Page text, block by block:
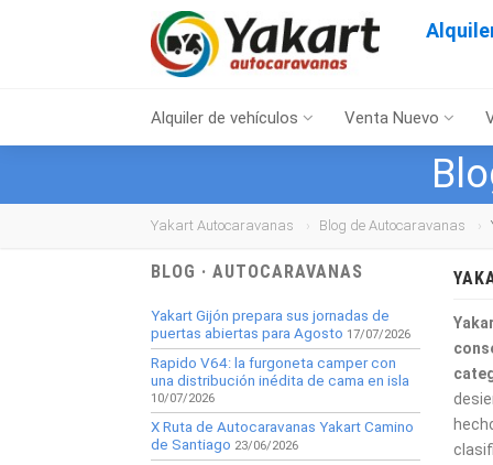
Alquiler de vehículos Venta Nuevo
Yakart Autocaravanas Blog de Autocaravanas
BLOG · AUTOCARAVANAS
Yakart Gijón prepara sus jornadas de
puertas abiertas para Agosto 17/07/2026
Rapido V64: la furgoneta camper con
una distribución inédita de cama en isla
10/07/2026
X Ruta de Autocaravanas Yakart Camino
de Santiago 23/06/2026